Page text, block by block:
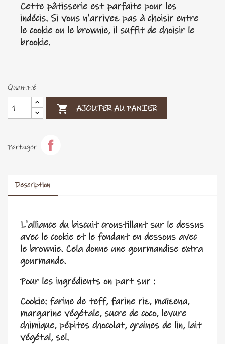
Cette pâtisserie est parfaite pour les
indécis. Si vous n'arrivez pas à choisir entre
le cookie ou le brownie, il suffit de choisir le
brookie.
Quantité
 AJOUTER AU PANIER
Partager
Description
L'alliance du biscuit croustillant sur le dessus
avec le cookie et le fondant en dessous avec
le brownie. Cela donne une gourmandise extra
gourmande.
Pour les ingrédients on part sur :
Cookie: farine de teff, farine riz, maïzena,
margarine végétale, sucre de coco, levure
chimique, pépites chocolat, graines de lin, lait
végétal, sel.